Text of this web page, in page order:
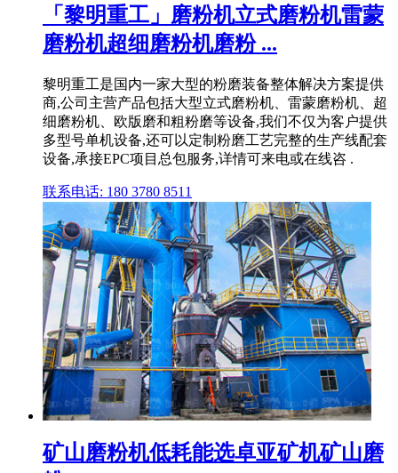
「黎明重工」磨粉机立式磨粉机雷蒙
磨粉机超细磨粉机磨粉 ...
黎明重工是国内一家大型的粉磨装备整体解决方案提供
商,公司主营产品包括大型立式磨粉机、雷蒙磨粉机、超
细磨粉机、欧版磨和粗粉磨等设备,我们不仅为客户提供
多型号单机设备,还可以定制粉磨工艺完整的生产线配套
设备,承接EPC项目总包服务,详情可来电或在线咨 .
联系电话: 180 3780 8511
矿山磨粉机低耗能选卓亚矿机矿山磨